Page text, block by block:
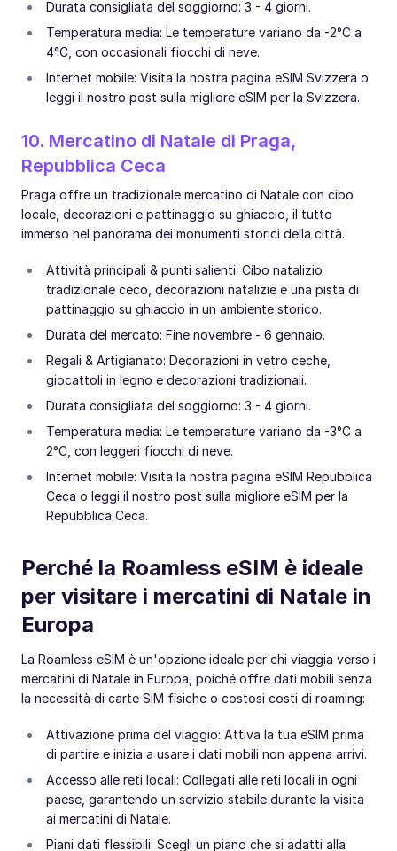
Durata consigliata del soggiorno: 3 - 4 giorni.
Temperatura media: Le temperature variano da -2°C a
4°C, con occasionali fiocchi di neve.
Internet mobile: Visita la nostra pagina eSIM Svizzera o
leggi il nostro post sulla migliore eSIM per la Svizzera.
10. Mercatino di Natale di Praga,
Repubblica Ceca
Praga offre un tradizionale mercatino di Natale con cibo
locale, decorazioni e pattinaggio su ghiaccio, il tutto
immerso nel panorama dei monumenti storici della città.
Attività principali & punti salienti: Cibo natalizio
tradizionale ceco, decorazioni natalizie e una pista di
pattinaggio su ghiaccio in un ambiente storico.
Durata del mercato: Fine novembre - 6 gennaio.
Regali & Artigianato: Decorazioni in vetro ceche,
giocattoli in legno e decorazioni tradizionali.
Durata consigliata del soggiorno: 3 - 4 giorni.
Temperatura media: Le temperature variano da -3°C a
2°C, con leggeri fiocchi di neve.
Internet mobile: Visita la nostra pagina eSIM Repubblica
Ceca o leggi il nostro post sulla migliore eSIM per la
Repubblica Ceca.
Perché la Roamless eSIM è ideale
per visitare i mercatini di Natale in
Europa
La Roamless eSIM è un'opzione ideale per chi viaggia verso i
mercatini di Natale in Europa, poiché offre dati mobili senza
la necessità di carte SIM fisiche o costosi costi di roaming:
Attivazione prima del viaggio: Attiva la tua eSIM prima
di partire e inizia a usare i dati mobili non appena arrivi.
Accesso alle reti locali: Collegati alle reti locali in ogni
paese, garantendo un servizio stabile durante la visita
ai mercatini di Natale.
Piani dati flessibili: Scegli un piano che si adatti alla